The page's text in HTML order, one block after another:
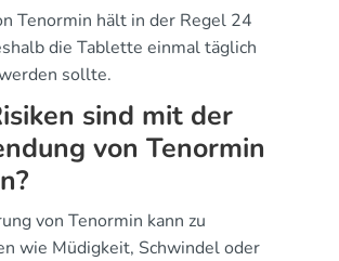
Tenormin hält in der Regel 24
die Tablette einmal täglich
sollte.
sind mit der
von Tenormin
von Tenormin kann zu
wie Müdigkeit, Schwindel oder